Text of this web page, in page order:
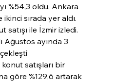
%54,3 oldu. Ankara
sırada yer aldı.
satışı ile İzmir izledi.
Ağustos ayında 3
satışları bir
göre %129,6 artarak